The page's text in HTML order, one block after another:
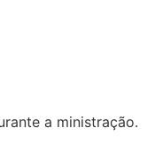
a ministração.